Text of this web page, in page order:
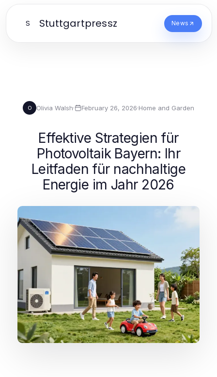
S Stuttgartpressz News
O Olivia Walsh· February 26, 2026·Home and Garden
Effektive Strategien für
Photovoltaik Bayern: Ihr
Leitfaden für nachhaltige
Energie im Jahr 2026